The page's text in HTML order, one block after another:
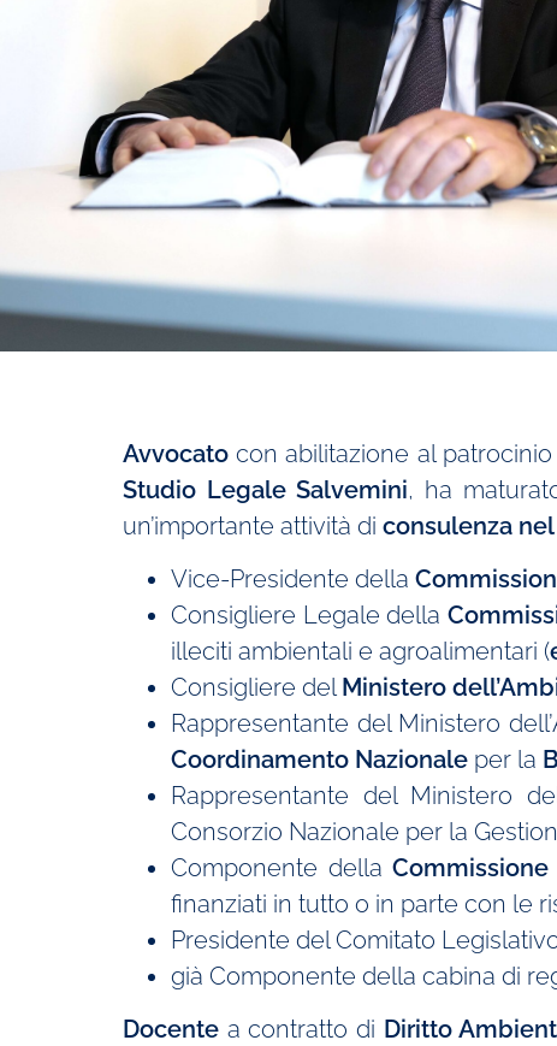
Avvocato con abilitazione al
Studio Legale Salvemini, ha
un’importante attività di consulenza
Vice-Presidente della
Consigliere Legale della
illeciti ambientali e agroalimentari (
Consigliere del Ministero
Rappresentante del Ministero
Coordinamento Nazionale per la
Rappresentante del Ministero
Consorzio Nazionale per la
Componente della
finanziati in tutto o in parte con le
Presidente del Comitato
già Componente della cabina di
Docente a contratto di Diritto